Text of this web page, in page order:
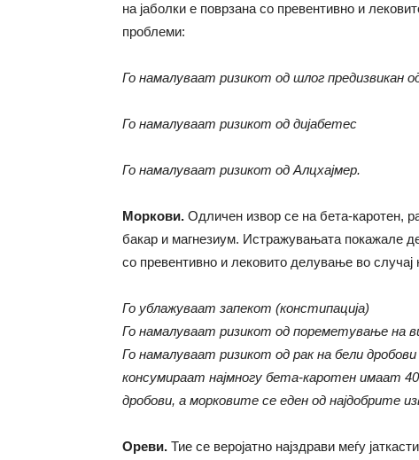
на јаболки е поврзана со превентивно и
проблеми:
Го намалуваат ризикот од шлог предизвикан
Го намалуваат ризикот од дијабетес
Го намалуваат ризикот од Алцхајмер.
Моркови. Одличен извор се на бета-каротен,
бакар и магнезиум. Истражувањата покажале
со превентивно и лековито делување во
Го ублажуваат запекот (констипација)
Го намалуваат ризикот од пореметување на
Го намалуваат ризикот од рак на бели дробови
консумираат најмногу бета-каротен имаат
дробови, а морковите се еден од најдобрите
Ореви. Тие се веројатно најздрави меѓу